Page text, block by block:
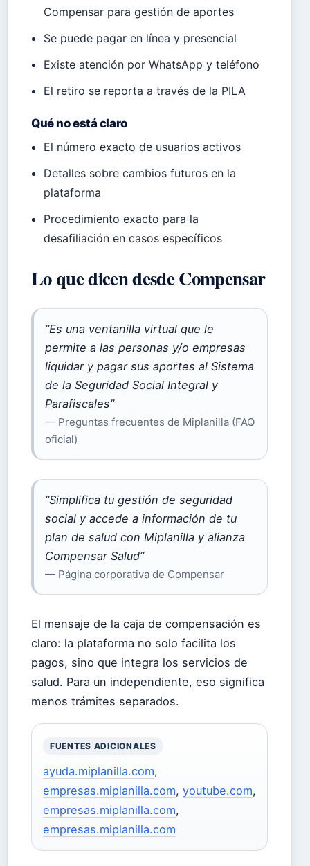
Compensar para gestión de aportes
Se puede pagar en línea y presencial
Existe atención por WhatsApp y teléfono
El retiro se reporta a través de la PILA
Qué no está claro
El número exacto de usuarios activos
Detalles sobre cambios futuros en la
plataforma
Procedimiento exacto para la
desafiliación en casos específicos
Lo que dicen desde Compensar
“Es una ventanilla virtual que le
permite a las personas y/o empresas
liquidar y pagar sus aportes al Sistema
de la Seguridad Social Integral y
Parafiscales”
— Preguntas frecuentes de Miplanilla (FAQ
oficial)
“Simplifica tu gestión de seguridad
social y accede a información de tu
plan de salud con Miplanilla y alianza
Compensar Salud”
— Página corporativa de Compensar
El mensaje de la caja de compensación es
claro: la plataforma no solo facilita los
pagos, sino que integra los servicios de
salud. Para un independiente, eso significa
menos trámites separados.
FUENTES ADICIONALES
ayuda.miplanilla.com,
empresas.miplanilla.com, youtube.com,
empresas.miplanilla.com,
empresas.miplanilla.com